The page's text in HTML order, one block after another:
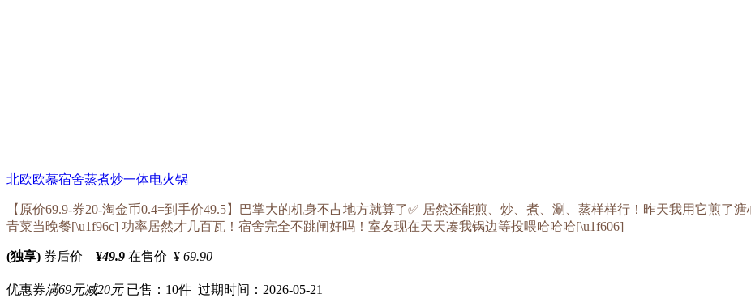
北欧欧慕宿舍蒸煮炒一体电火锅
【原价69.9-券20-淘金币0.4=到手价49.5】巴掌大的机身不占地方就算了✅ 居然还能煎、炒、煮、涮、蒸样样行！昨天我用它煎了
青菜当晚餐[\u1f96c] 功率居然才几百瓦！宿舍完全不跳闸好吗！室友现在天天凑我锅边等投喂哈哈哈[\u1f606]
(独享) 券后价 ¥49.9 在售价 ¥ 69.90
优惠券满69元减20元 已售：10件 过期时间：2026-05-21